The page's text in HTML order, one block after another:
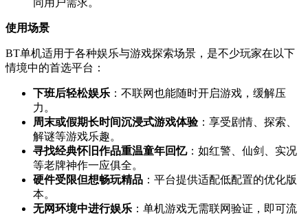
使用场景
BT单机适用于各种娱乐与游戏探索场景，是不少玩家在以下
情境中的首选平台：
下班后轻松娱乐 ：不联网也能随时开启游戏，缓解压
力。
周末或假期长时间沉浸式游戏体验：享受剧情、探索、
解谜等游戏乐趣。
寻找经典怀旧作品重温童年回忆：如红警、仙剑、实况
等老牌神作一应俱全。
硬件受限但想畅玩精品 ：平台提供适配低配置的优化版
本。
无网环境中进行娱乐 ：单机游戏无需联网验证，即可流